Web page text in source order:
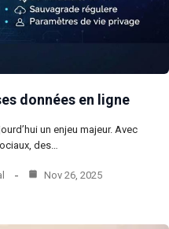
données en ligne
un enjeu majeur. Avec
des…
Nov 26, 2025